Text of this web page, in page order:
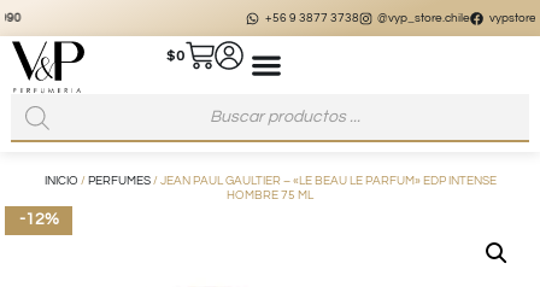
@vyp_store.chile vypstore.cl
$0
INICIO / PERFUMES/ JEAN PAUL GAULTIER – «LE BEAU LE PARFUM» EDP INTENSE
HOMBRE 75 ML
-12%